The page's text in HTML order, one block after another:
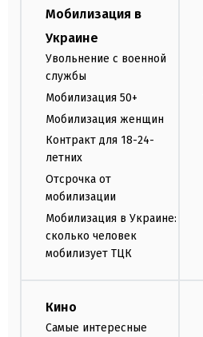
Мобилизация в
Украине
Увольнение с военной
службы
Мобилизация 50+
Мобилизация женщин
Контракт для 18-24-
летних
Отсрочка от
мобилизации
Мобилизация в Украине:
сколько человек
мобилизует ТЦК
Кино
Самые интересные